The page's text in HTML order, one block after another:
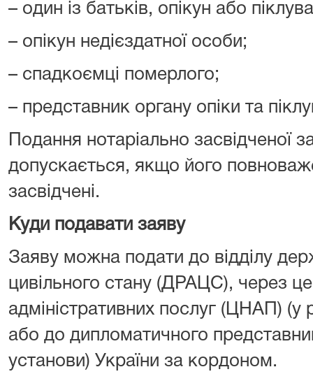
– один із батьків, опікун або
– опікун недієздатної особи;
– спадкоємці померлого;
– представник органу опіки та
Подання нотаріально засвідченої
допускається, якщо його
засвідчені.
Куди подавати заяву
Заяву можна подати до відділу
цивільного стану (ДРАЦС), через
адміністративних послуг (ЦНАП) (у
або до дипломатичного
установи) України за кордоном.